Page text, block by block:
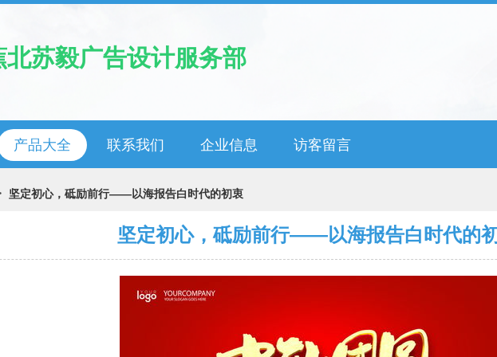
苏毅广告设计服务部
产品大全 联系我们 企业信息 访客留言
坚定初心，砥励前行——以海报告白时代的初衷
坚定初心，砥励前行——以海报告白时代的